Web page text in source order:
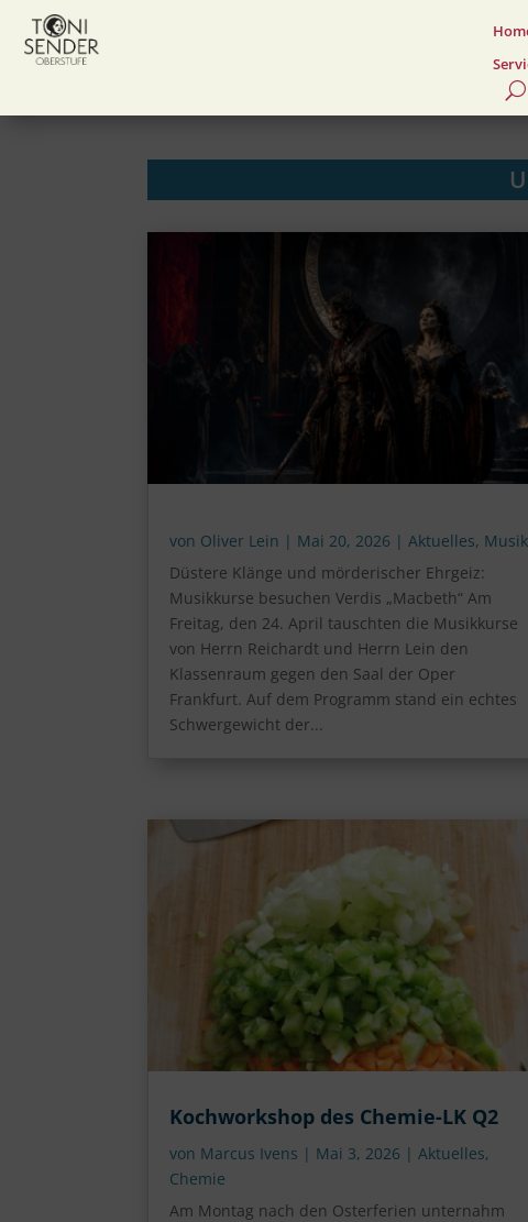
von Oliver Lein | Mai 20, 2026 |Aktuelles, Musik
Düstere Klänge und mörderischer Ehrgeiz:
Musikkurse besuchen Verdis „Macbeth“ Am
Freitag, den 24. April tauschten die Musikkurse
von Herrn Reichardt und Herrn Lein den
Klassenraum gegen den Saal der Oper
Frankfurt. Auf dem Programm stand ein echtes
Schwergewicht der...
Kochworkshop des Chemie-LK Q2
von Marcus Ivens | Mai 3, 2026 |Aktuelles,
Chemie
Am Montag nach den Osterferien unternahm